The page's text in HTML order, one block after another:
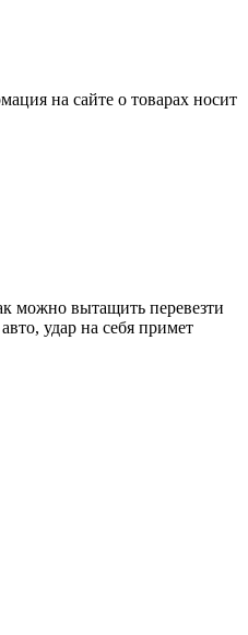
на сайте о товарах носит
можно вытащить перевезти
удар на себя примет